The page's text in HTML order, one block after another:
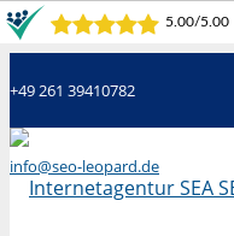
+49 261 39410782
info@seo-leopard.de